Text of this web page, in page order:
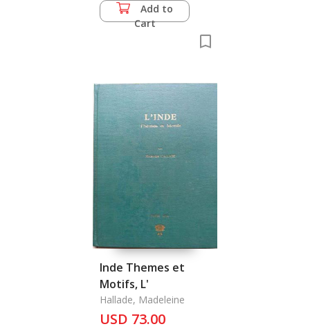
Add to
Cart
Inde Themes et
Motifs, L'
Hallade, Madeleine
USD 73.00